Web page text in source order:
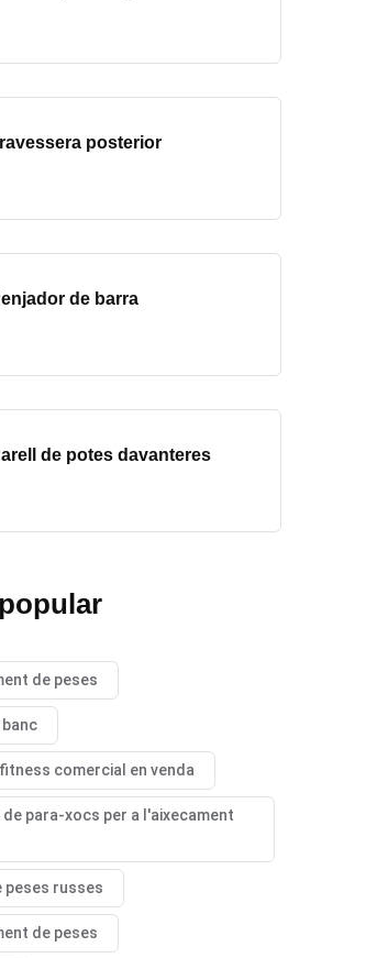
posterior
de barra
de potes davanteres
de peses
comercial en venda
para-xocs per a l'aixecament
russes
de peses